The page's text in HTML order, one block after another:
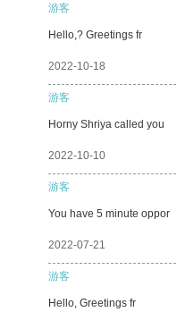
游客
Hello,? Greetings fr
2022-10-18
游客
Horny Shriya called you
2022-10-10
游客
You have 5 minute oppor
2022-07-21
游客
Hello, Greetings fr